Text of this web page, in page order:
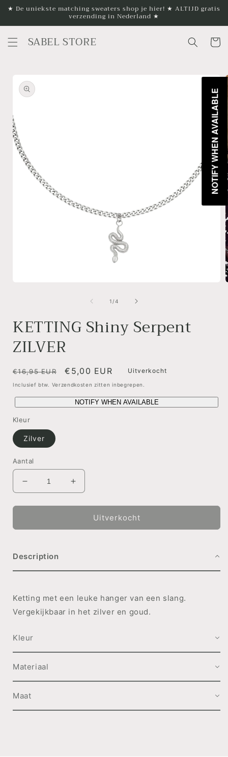
naar de
★ De uniekste matching sweaters shop je hier! ★ ALTIJD gratis
verzending in Nederland ★
SABEL STORE
direct naar
1 /van
4
KETTING Shiny Serpent
ZILVER
Normale
prijs
€16,95 EUR Aanbiedingsprijs
€5,00 EUR Uitverkocht
Inclusief btw. Verzendkosten zitten inbegrepen.
NOTIFY WHEN AVAILABLE
Kleur
Zilver
Aantal
Aantal
verlagen
voor
Shiny
Aantal
verhogen
voor
KETTING
Shiny
Uitverkocht
Description
Ketting met een leuke hanger van een slang.
Vergekijkbaar in het zilver en goud.
Kleur
Materiaal
Maat
NOTIFY WHEN AVAILABLE